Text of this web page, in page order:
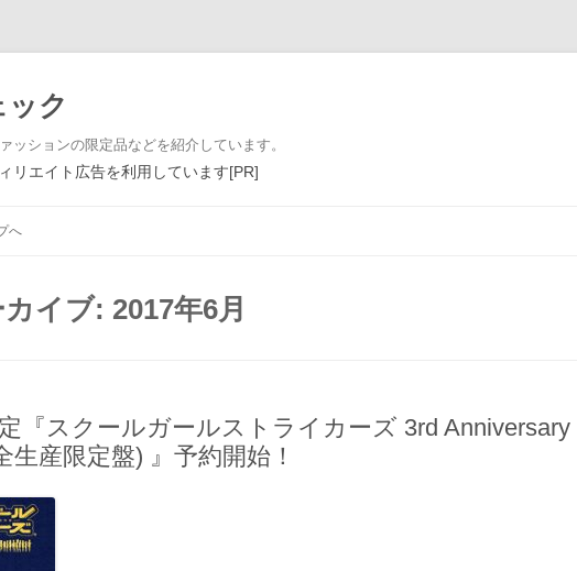
ック
ッションの限定品などを紹介しています。
リエイト広告を利用しています[PR]
へ
カイブ: 2017年6月
『スクールガールストライカーズ 3rd Anniversary
生産限定盤) 』予約開始！